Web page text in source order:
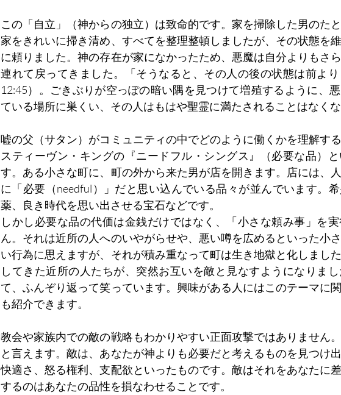
この「自立」（神からの独立）は致命的です。家を掃除した男のた
家をきれいに掃き清め、すべてを整理整頓しましたが、その状態を
に頼りました。神の存在が家になかったため、悪魔は自分よりもさ
連れて戻ってきました。「そうなると、その人の後の状態は前よ
12:45）。ごきぶりが空っぽの暗い隅を見つけて増殖するように、
ている場所に巣くい、その人はもはや聖霊に満たされることはなくな
嘘の父（サタン）がコミュニティの中でどのように働くかを理解す
スティーヴン・キングの『ニードフル・シングス』（必要な品）
す。ある小さな町に、町の外から来た男が店を開きます。店には、
に「必要（needful）」だと思い込んでいる品々が並んでいます。
薬、良き時代を思い出させる宝石などです。
しかし必要な品の代価は金銭だけではなく、「小さな頼み事」を
ん。それは近所の人へのいやがらせや、悪い噂を広めるといった小
い行為に思えますが、それが積み重なって町は生き地獄と化しまし
してきた近所の人たちが、突然お互いを敵と見なすようになりま
て、ふんぞり返って笑っています。興味がある人にはこのテーマに
も紹介できます。
教会や家族内での敵の戦略もわかりやすい正面攻撃ではありません
と言えます。敵は、あなたが神よりも必要だと考えるものを見つけ
快適さ、怒る権利、支配欲といったものです。敵はそれをあなたに
するのはあなたの品性を損なわせることです。